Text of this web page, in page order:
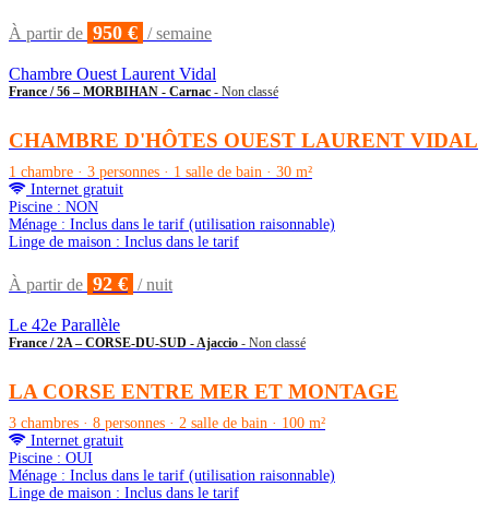
À partir de 950 € / semaine
Chambre Ouest Laurent Vidal
France / 56 – MORBIHAN - Carnac - Non classé
CHAMBRE D'HÔTES OUEST LAURENT VIDAL
1 chambre · 3 personnes · 1 salle de bain · 30 m²
Internet gratuit
Piscine : NON
Ménage : Inclus dans le tarif (utilisation raisonnable)
Linge de maison : Inclus dans le tarif
À partir de 92 € / nuit
Le 42e Parallèle
France / 2A – CORSE-DU-SUD - Ajaccio - Non classé
LA CORSE ENTRE MER ET MONTAGE
3 chambres · 8 personnes · 2 salle de bain · 100 m²
Internet gratuit
Piscine : OUI
Ménage : Inclus dans le tarif (utilisation raisonnable)
Linge de maison : Inclus dans le tarif